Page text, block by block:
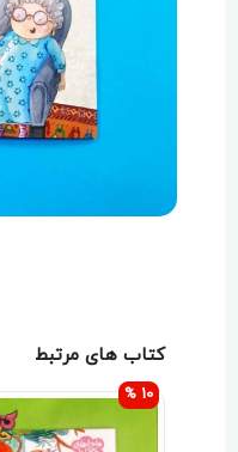
کتاب های مرتبط
10 %